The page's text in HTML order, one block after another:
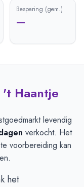
Besparing (gem.)
—
't Haantje
levendig
verkocht. Het
voorbereiding kan
het